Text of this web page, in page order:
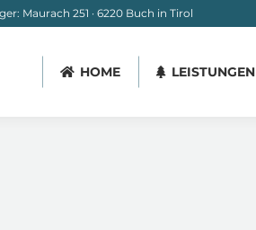
Maurach 251 · 6220 Buch in Tirol
HOME LEISTUNGEN
HOME LEISTUNGEN